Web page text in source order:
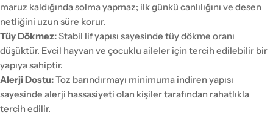
maruz kaldığında solma yapmaz; ilk günkü canlılığını ve desen
netliğini uzun süre korur.
Tüy Dökmez:Stabil lif yapısı sayesinde tüy dökme oranı
düşüktür. Evcil hayvan ve çocuklu aileler için tercih edilebilir bir
yapıya sahiptir.
Alerji Dostu:Toz barındırmayı minimuma indiren yapısı
sayesinde alerji hassasiyeti olan kişiler tarafından rahatlıkla
tercih edilir.